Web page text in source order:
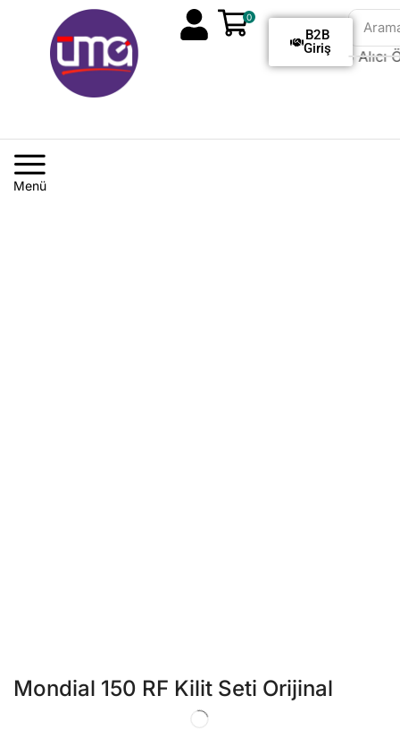
Tüm Siparişlerde Kargo Alıcı
0
B2B
Giriş
Menü
Mondial 150 RF Kilit Seti Orijinal